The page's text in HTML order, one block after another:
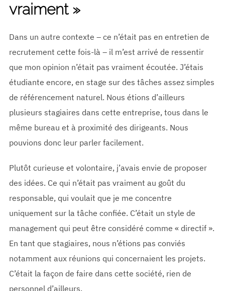
vraiment »
Dans un autre contexte – ce n’était pas en entretien de
recrutement cette fois-là – il m’est arrivé de ressentir
que mon opinion n’était pas vraiment écoutée. J’étais
étudiante encore, en stage sur des tâches assez simples
de référencement naturel. Nous étions d’ailleurs
plusieurs stagiaires dans cette entreprise, tous dans le
même bureau et à proximité des dirigeants. Nous
pouvions donc leur parler facilement.
Plutôt curieuse et volontaire, j’avais envie de proposer
des idées. Ce qui n’était pas vraiment au goût du
responsable, qui voulait que je me concentre
uniquement sur la tâche confiée. C’était un style de
management qui peut être considéré comme « directif ».
En tant que stagiaires, nous n’étions pas conviés
notamment aux réunions qui concernaient les projets.
C’était la façon de faire dans cette société, rien de
personnel d’ailleurs.